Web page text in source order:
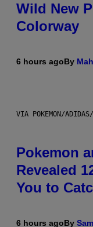
Wild New
Colorway
6 hours agoBy
VIA POKEMON/
Pokemon
Revealed
You to
6 hours agoBy